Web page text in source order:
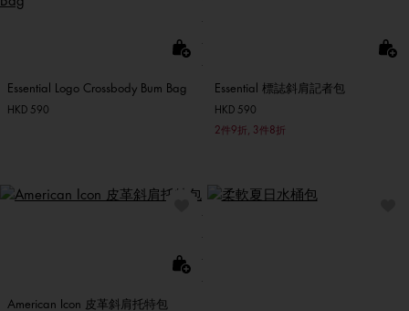
Essential Logo Crossbody Bum Bag
HKD 590
Essential 標誌斜肩記者包
HKD 590
2件9折, 3件8折
American Icon 皮革斜肩托特包